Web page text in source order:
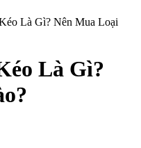
Là Gì? Nên Mua Loại
Là Gì?